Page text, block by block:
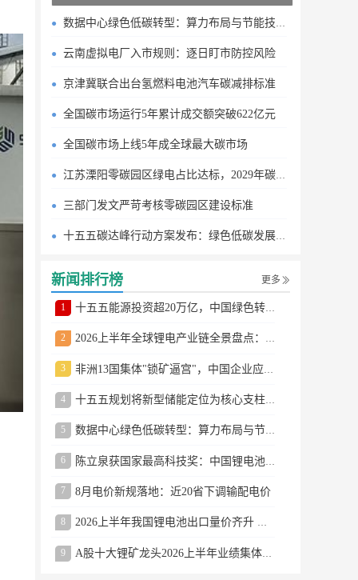
数据中心绿色低碳转型：算力布局与节能技术突破
云南虚拟电厂入市规则：逐日盯市防控风险
京津冀联合出台氢燃料电池汽车碳减排标准
全国碳市场运行5年累计成交额突破622亿元
全国碳市场上线5年成全球最大碳市场
江苏溧阳零碳园区绿电占比达标，2029年碳排目标明确
三部门发文严苛考核零碳园区建设标准
十五五碳达峰行动方案发布：绿色低碳发展路线图
新闻排行榜 更多
1 十五五能源投资超20万亿，中国绿色转型提速
2 2026上半年全球锂电产业链全景盘点：储能爆发、整车出口高增、材料供需分化
3
4 十五五规划将新型储能定位为核心支柱产业
5 数据中心绿色低碳转型：算力布局与节能技术突破
6
7 8月电价新规落地：近20省下调输配电价
8 2026上半年我国锂电池出口量价齐升 德国成最大市场
9 A股十大锂矿龙头2026上半年业绩集体大涨